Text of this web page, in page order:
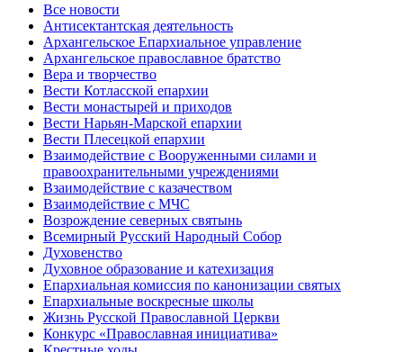
Все новости
Антисектантская деятельность
Архангельское Епархиальное управление
Архангельское православное братство
Вера и творчество
Вести Котласской епархии
Вести монастырей и приходов
Вести Нарьян-Марской епархии
Вести Плесецкой епархии
Взаимодействие с Вооруженными силами и
правоохранительными учреждениями
Взаимодействие с казачеством
Взаимодействие с МЧС
Возрождение северных святынь
Всемирный Русский Народный Собор
Духовенство
Духовное образование и катехизация
Епархиальная комиссия по канонизации святых
Епархиальные воскресные школы
Жизнь Русской Православной Церкви
Конкурс «Православная инициатива»